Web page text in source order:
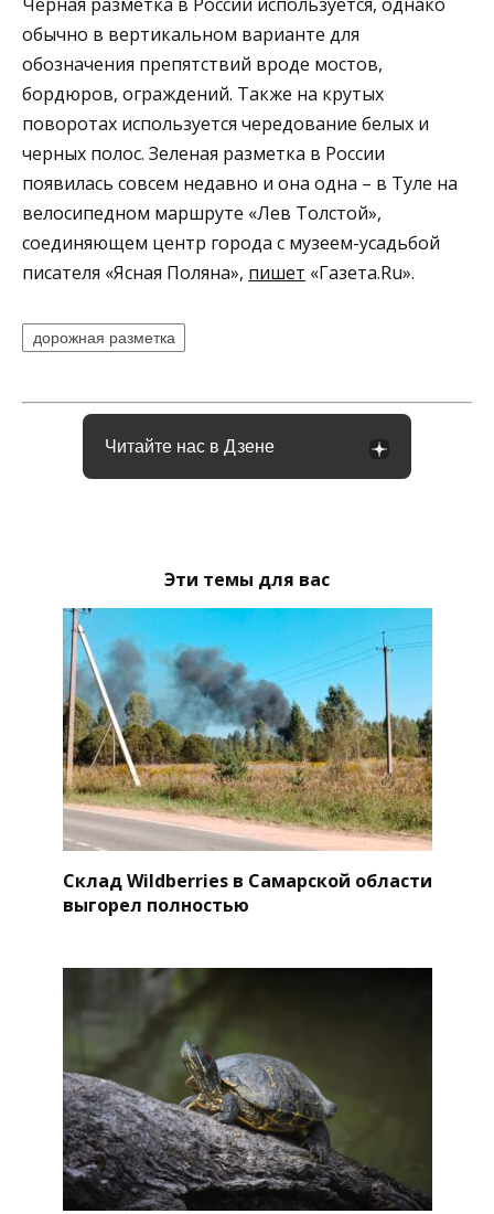
обычно в вертикальном варианте для
обозначения препятствий вроде мостов,
бордюров, ограждений. Также на крутых
поворотах используется чередование белых и
черных полос. Зеленая разметка в России
появилась совсем недавно и она одна – в Туле на
велосипедном маршруте «Лев Толстой»,
соединяющем центр города с музеем-усадьбой
писателя «Ясная Поляна», пишет «Газета.Ru».
дорожная разметка
Читайте нас в Дзене
Эти темы для вас
Склад Wildberries в Самарской области
выгорел полностью